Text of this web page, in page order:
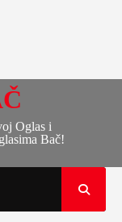
Oglas i
Bač!